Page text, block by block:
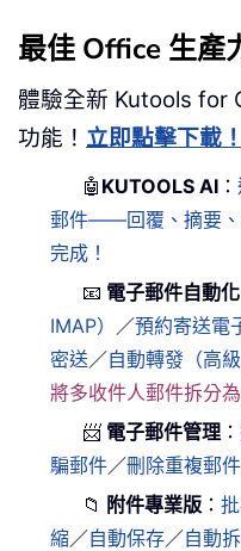
最佳 Office 生產
體驗全新 Kutools for
功能！ 立即點擊下載！
🤖 KUTOOLS AI ：
郵件——回覆、摘要、
完成！
📧 電子郵件自動化
IMAP）
／預約寄送電
密送 ／自動轉發（高級
將多收件人郵件拆分
📨 電子郵件管理 ：
騙郵件／刪除重複郵件
📁 附件專業版 ：
縮／自動保存／自動